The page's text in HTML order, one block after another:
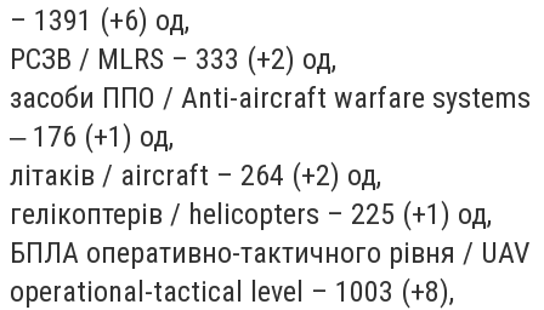
– 1391 (+6) од,
РСЗВ / MLRS – 333 (+2) од,
засоби ППО / Anti-aircraft warfare systems
‒ 176 (+1) од,
літаків / aircraft – 264 (+2) од,
гелікоптерів / helicopters – 225 (+1) од,
БПЛА оперативно-тактичного рівня / UAV
operational-tactical level – 1003 (+8),